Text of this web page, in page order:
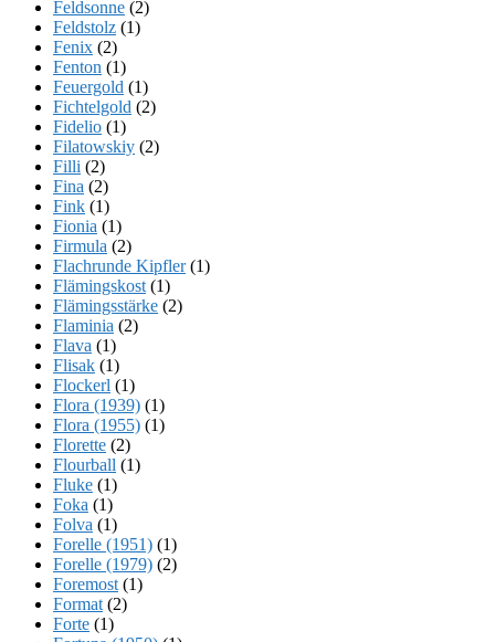
Feldsonne (2)
Feldstolz (1)
Fenix (2)
Fenton (1)
Feuergold (1)
Fichtelgold (2)
Fidelio (1)
Filatowskiy (2)
Filli (2)
Fina (2)
Fink (1)
Fionia (1)
Firmula (2)
Flachrunde Kipfler(1)
Flämingskost (1)
Flämingsstärke (2)
Flaminia (2)
Flava (1)
Flisak (1)
Flockerl (1)
Flora (1939) (1)
Flora (1955) (1)
Florette (2)
Flourball (1)
Fluke (1)
Foka (1)
Folva (1)
Forelle (1951) (1)
Forelle (1979) (2)
Foremost (1)
Format (2)
Forte (1)